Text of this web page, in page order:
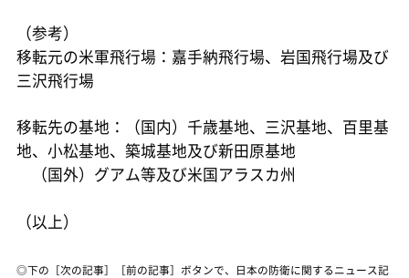
（参考）
移転元の米軍飛行場：嘉手納飛行場、岩国飛行場及び
三沢飛行場
移転先の基地：（国内）千歳基地、三沢基地、百里基
地、小松基地、築城基地及び新田原基地
（国外）グアム等及び米国アラスカ州
（以上）
◎下の［次の記事］［前の記事］ボタンで、日本の防衛に関するニュース記